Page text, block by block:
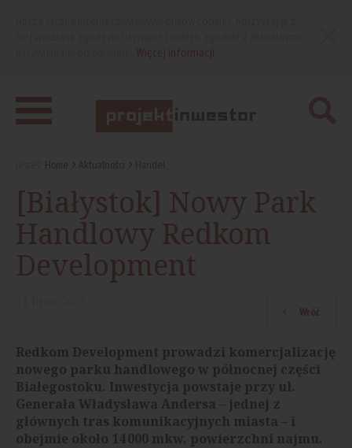
Home Aktualności Handel
[Białystok] Nowy Park
Handlowy Redkom
Development
Wróć
Redkom Development prowadzi komercjalizację
nowego parku handlowego w północnej części
Białegostoku. Inwestycja powstaje przy ul.
Generała Władysława Andersa – jednej z
głównych tras komunikacyjnych miasta – i
obejmie około 14 000 mkw. powierzchni najmu.